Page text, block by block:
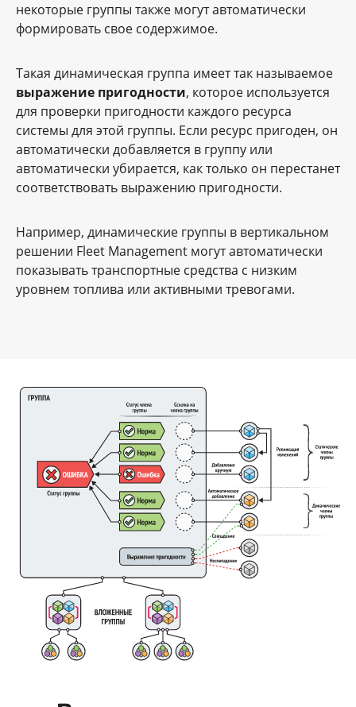
некоторые группы также могут автоматически
формировать свое содержимое.
Такая динамическая группа имеет так называемое
выражение пригодности, которое используется
для проверки пригодности каждого ресурса
системы для этой группы. Если ресурс пригоден, он
автоматически добавляется в группу или
автоматически убирается, как только он перестанет
соответствовать выражению пригодности.
Например, динамические группы в вертикальном
решении Fleet Management могут автоматически
показывать транспортные средства с низким
уровнем топлива или активными тревогами.